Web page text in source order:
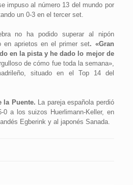
impuso al número 13 del mundo por
un 0-3 en el tercer set.
no ha podido superar al nipón
en aprietos en el primer set. «Gran
en la pista y he dado lo mejor de
de cómo fue toda la semana»,
situado en el Top 14 del
la Puente. La pareja española perdió
a los suizos Huerlimann-Keller, en
Egberink y al japonés Sanada.